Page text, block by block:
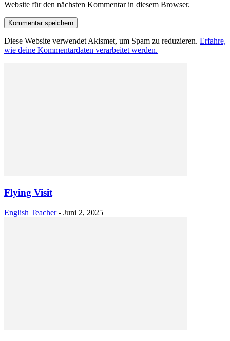
Website für den nächsten Kommentar in diesem Browser.
Diese Website verwendet Akismet, um Spam zu reduzieren. Erfahre,
wie deine Kommentardaten verarbeitet werden.
Flying Visit
English Teacher - Juni 2, 2025